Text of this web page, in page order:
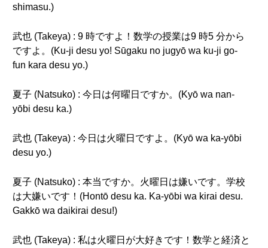
shimasu.)
武也 (Takeya) : 9 時ですよ！数学の授業は9 時5 分から
ですよ。(Ku-ji desu yo! Sūgaku no jugyō wa ku-ji go-
fun kara desu yo.)
夏子 (Natsuko) : 今日は何曜日ですか。(Kyō wa nan-
yōbi desu ka.)
武也 (Takeya) : 今日は火曜日ですよ。(Kyō wa ka-yōbi
desu yo.)
夏子 (Natsuko) : 本当ですか。火曜日は嫌いです。学校
は大嫌いです！(Hontō desu ka. Ka-yōbi wa kirai desu.
Gakkō wa daikirai desu!)
武也 (Takeya) : 私は火曜日が大好きです！数学と経済と